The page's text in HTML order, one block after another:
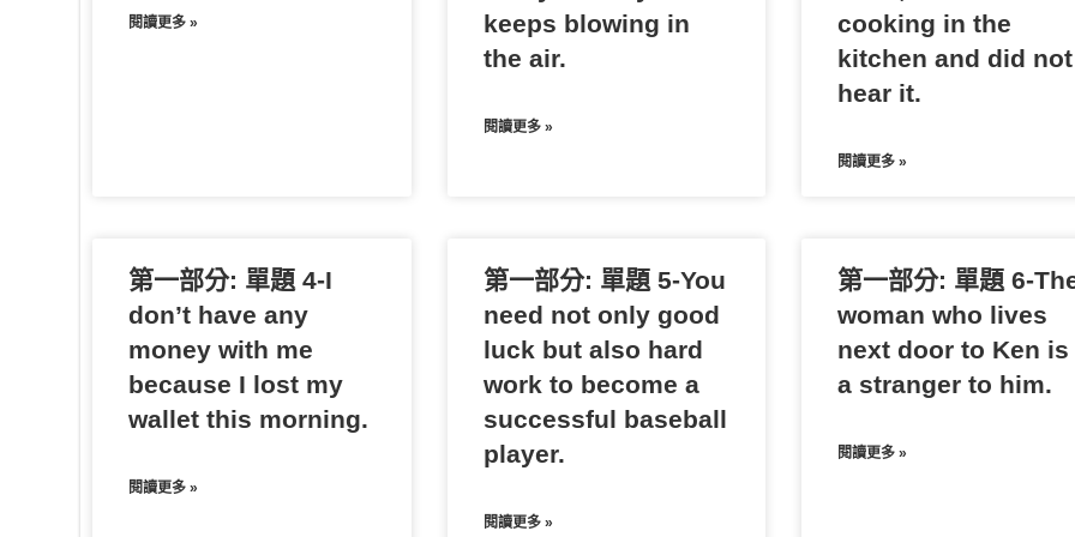
閱讀更多 »
keeps blowing in
the air.
閱讀更多 »
cooking in the
kitchen and did not
hear it.
閱讀更多 »
第一部分: 單題 4-I
don’t have any
money with me
because I lost my
wallet this morning.
閱讀更多 »
第一部分: 單題 5-You
need not only good
luck but also hard
work to become a
successful baseball
player.
閱讀更多 »
第一部分: 單題 6-
woman who lives
next door to Ken is
a stranger to him.
閱讀更多 »